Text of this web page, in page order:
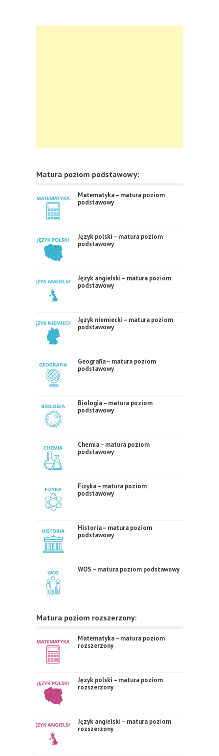
Matura poziom podstawowy:
Matematyka – matura poziom
podstawowy
Język polski – matura poziom
podstawowy
Język angielski – matura poziom
podstawowy
Język niemiecki – matura poziom
podstawowy
Geografia – matura poziom
podstawowy
Biologia – matura poziom
podstawowy
Chemia – matura poziom
podstawowy
Fizyka – matura poziom
podstawowy
Historia – matura poziom
podstawowy
WOS – matura poziom podstawowy
Matura poziom rozszerzony:
Matematyka – matura poziom
rozszerzony
Język polski – matura poziom
rozszerzony
Język angielski – matura poziom
rozszerzony